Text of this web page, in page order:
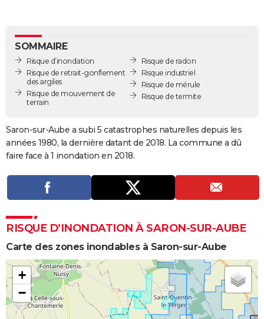
GUIDES D'ACHAT
BONS PLANS
CARTE DE VOEUX
Carte de Noël
Carte Bonne année
Carte Saint-Valentin
Carte Pâques
Carte d'anniversaire
Dictionnaire
Biographies
Citations
Expressions
Proverbes
PROGRAMME TV
COPAINS D'AVANT
S'inscrire
Se connecter
Lycées
Collèges
Primaires
Universités
Entreprises
Service militaire
Avis de recherche
AVIS DE DÉCÈS
Bricolage
Lifestyle
Culture
Sport
Auto
Television
Voyage
Cinema
SOMMAIRE
Risque d’inondation
Risque de retrait-gonflement
des argiles
Risque de mouvement de
terrain
Risque de radon
Risque industriel
Risque de mérule
Risque de termite
Saron-sur-Aube a subi 5 catastrophes naturelles depuis les
années 1980, la dernière datant de 2018. La commune a dû
faire face à 1 inondation en 2018.
RISQUE D’INONDATION À SARON-SUR-AUBE
Carte des zones inondables à Saron-sur-Aube
+
−